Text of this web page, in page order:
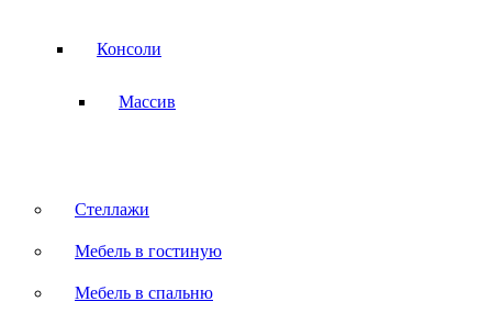
Консоли
Массив
Стеллажи
Мебель в гостиную
Мебель в спальню